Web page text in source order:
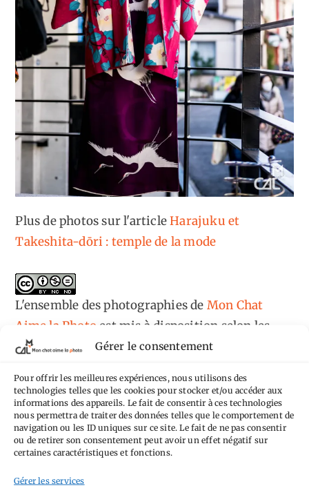
Gérer le consentement
Pour offrir les meilleures expériences, nous utilisons des
technologies telles que les cookies pour stocker et/ou accéder aux
informations des appareils. Le fait de consentir à ces technologies
nous permettra de traiter des données telles que le comportement de
navigation ou les ID uniques sur ce site. Le fait de ne pas consentir
ou de retirer son consentement peut avoir un effet négatif sur
certaines caractéristiques et fonctions.
Gérer les services
Plus de photos sur l'articleHarajuku et
Takeshita-dōri : temple de la mode
L'ensemble des photographiesde Mon Chat
Aime la Photo est mis à disposition selon les
termes de la
licence Creative Commons
Pas de Modification 4.0 International.
Fondé(e) sur une œuvre dehttps://mcalp.fr.